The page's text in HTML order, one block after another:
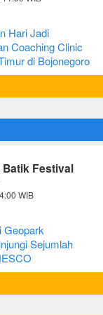
Hari Jadi
Coaching Clinic
di Bojonegoro
Festival
WIB
Geopark
Sejumlah